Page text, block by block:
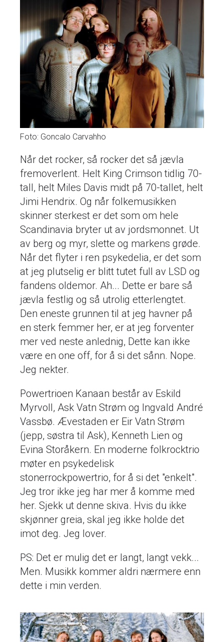
Foto: Goncalo Carvahho
Når det rocker, så rocker det så jævla
fremoverlent. Helt King Crimson tidlig 70-
tall, helt Miles Davis midt på 70-tallet, helt
Jimi Hendrix. Og når folkemusikken
skinner sterkest er det som om hele
Scandinavia bryter ut av jordsmonnet. Ut
av berg og myr, slette og markens grøde.
Når det flyter i ren psykedelia, er det som
at jeg plutselig er blitt tutet full av LSD og
fandens oldemor. Ah... Dette er bare så
jævla festlig og så utrolig etterlengtet.
Den eneste grunnen til at jeg havner på
en sterk femmer her, er at jeg forventer
mer ved neste anlednig, Dette kan ikke
være en one off, for å si det sånn. Nope.
Jeg nekter.
Powertrioen Kanaan består av Eskild
Myrvoll, Ask Vatn Strøm og Ingvald André
Vassbø. Ævestaden er Eir Vatn Strøm
(jepp, søstra til Ask), Kenneth Lien og
Evina Storåkern. En moderne folkrocktrio
møter en psykedelisk
stonerrockpowertrio, for å si det "enkelt".
Jeg tror ikke jeg har mer å komme med
her. Sjekk ut denne skiva. Hvis du ikke
skjønner greia, skal jeg ikke holde det
imot deg. Jeg lover.
PS: Det er mulig det er langt, langt vekk...
Men. Musikk kommer aldri nærmere enn
dette i min verden.